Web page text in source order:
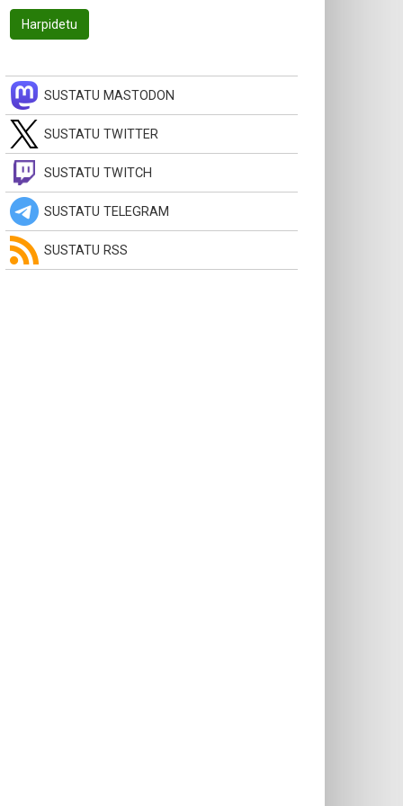
SUSTATU MASTODON
SUSTATU TWITTER
SUSTATU TWITCH
SUSTATU TELEGRAM
SUSTATU RSS